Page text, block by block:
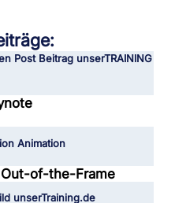
Out-of-the-Frame